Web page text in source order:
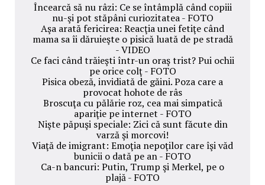
Încearcă să nu râzi: Ce se întâmplă când copiii
nu-şi pot stăpâni curiozitatea - FOTO
Aşa arată fericirea: Reacţia unei fetiţe când
mama sa îi dăruieşte o pisică luată de pe stradă
- VIDEO
Ce faci când trăieşti într-un oraş trist? Pui ochii
pe orice colţ - FOTO
Pisica obeză, invidiată de găini. Poza care a
provocat hohote de râs
Broscuţa cu pălărie roz, cea mai simpatică
apariţie pe internet - FOTO
Nişte păpuşi speciale: Zici că sunt făcute din
varză şi morcovi!
Viaţă de imigrant: Emoţia nepoţilor care îşi văd
bunicii o dată pe an - FOTO
Ca-n bancuri: Putin, Trump şi Merkel, pe o
plajă - FOTO